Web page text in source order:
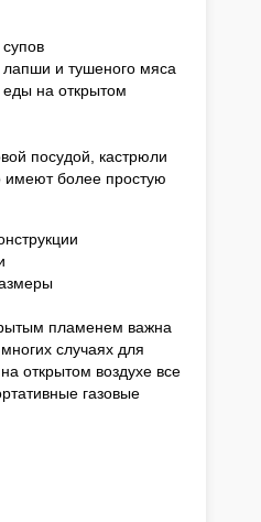
лапши и тушеного мяса
еды на открытом
посудой, кастрюли
имеют более простую
пламенем важна
случаях для
открытом воздухе все
газовые